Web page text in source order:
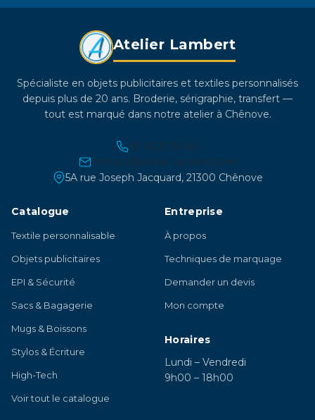
page
produit
Atelier Lambert
Spécialiste en objets publicitaires et textiles personnalisés
depuis plus de 20 ans. Broderie, sérigraphie, transfert —
tout est marqué dans notre atelier à Chênove.
03 45 21 30 86
contact@atelier-lambert.com
5A rue Joseph Jacquard, 21300 Chênove
Catalogue
Textile personnalisable
Objets publicitaires
EPI & Sécurité
Sacs & Bagagerie
Mugs & Boissons
Stylos & Écriture
High-Tech
Voir tout le catalogue
Entreprise
À propos
Techniques de marquage
Demander un devis
Mon compte
Horaires
Lundi – Vendredi
9h00 – 18h00